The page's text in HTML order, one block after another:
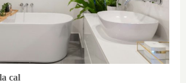
cal